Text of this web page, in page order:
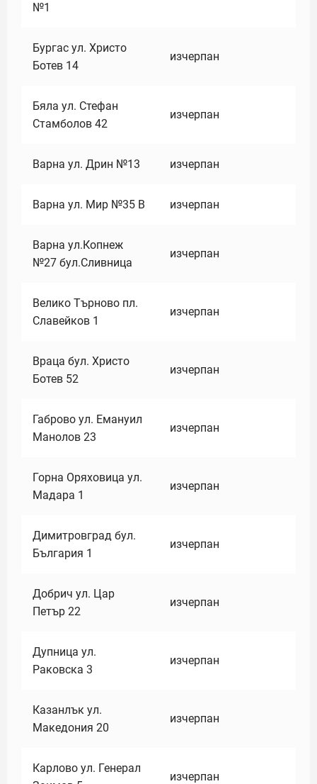
№1
Бургас ул. Христо
Ботев 14
изчерпан
Бяла ул. Стефан
Стамболов 42
изчерпан
Варна ул. Дрин №13 изчерпан
Варна ул. Мир №35 В изчерпан
Варна ул.Копнеж
№27 бул.Сливница
изчерпан
Велико Търново пл.
Славейков 1
изчерпан
Враца бул. Христо
Ботев 52
изчерпан
Габрово ул. Емануил
Манолов 23
изчерпан
Горна Оряховица ул.
Мадара 1
изчерпан
Димитровград бул.
България 1
изчерпан
Добрич ул. Цар
Петър 22
изчерпан
Дупница ул.
Раковска 3
изчерпан
Казанлък ул.
Македония 20
изчерпан
Карлово ул. Генерал
изчерпан